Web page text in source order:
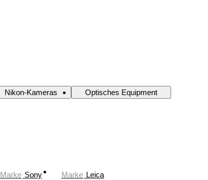
Nikon-Kameras
Optisches Equipment
Marke Sony Marke Leica